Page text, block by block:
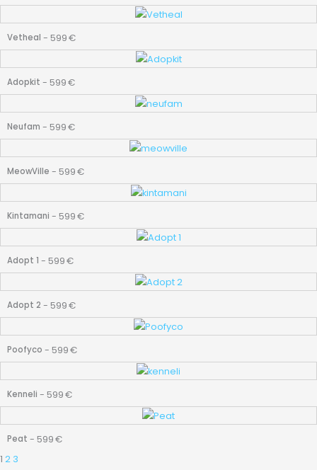
Vetheal - 599€
Adopkit - 599€
Neufam - 599€
MeowVille - 599€
Kintamani - 599€
Adopt 1 - 599€
Adopt 2 - 599€
Poofyco - 599€
Kenneli - 599€
Peat - 599€
1 2 3